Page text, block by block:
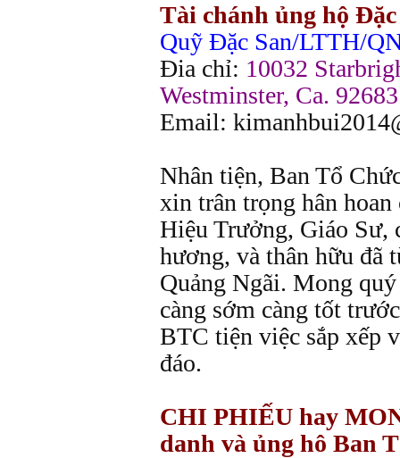
Tài chánh ủng hộ
Quỹ Đặc San/LTTH/
Đia chỉ: 10032
Westminster, Ca. 92683
Email:
Nhân tiện, Ban Tổ
xin trân trọng hân
Hiệu Trưởng, Giáo Sư,
hương, và thân hữu đã
Quảng Ngãi. Mong
càng sớm càng tốt
BTC tiện việc sắp xếp
đáo.
CHI PHIẾU hay
danh và ủng hô Ban